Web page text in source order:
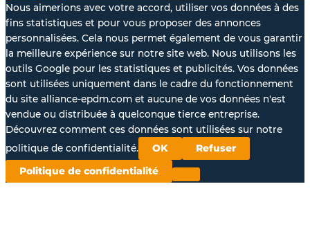
Nous aimerions avec votre accord, utiliser vos données à des
fins statistiques et pour vous proposer des annonces
personnalisées. Cela nous permet également de vous garantir
la meilleure expérience sur notre site web. Nous utilisons les
outils Google pour les statistiques et publicités. Vos données
sont utilisées uniquement dans le cadre du fonctionnement
du site alliance-epdm.com et aucune de vos données n'est
vendue ou distribuée à quelconque tierce entreprise.
Découvrez comment ces données sont utilisées sur notre
politique de confidentialité.
OK Refuser
Politique de confidentialité